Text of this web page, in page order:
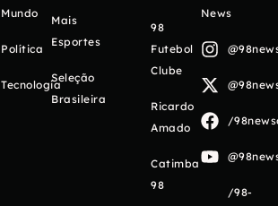
Mundo
Política
Tecnologia
Mais
Esportes
Seleção
Brasileira
98
Futebol
Clube
Ricardo
Amado
Catimba
98
News
/
/98-